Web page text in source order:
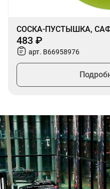
СОСКА-ПУСТЫШКА,
483 ₽
арт. B66958976